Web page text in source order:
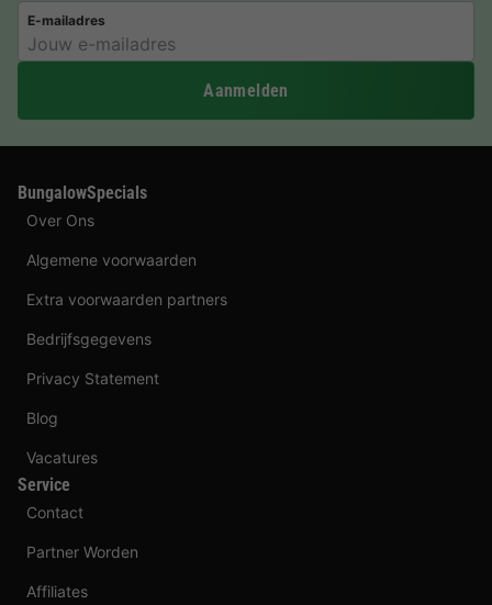
E-mailadres
Aanmelden
BungalowSpecials
Over Ons
Algemene voorwaarden
Extra voorwaarden partners
Bedrijfsgegevens
Privacy Statement
Blog
Vacatures
Service
Contact
Partner Worden
Affiliates